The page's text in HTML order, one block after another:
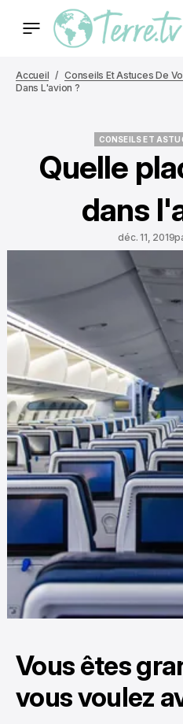
Accueil Conseils Et Astuces De
Dans L'avion ?
CONSEILS ET
Quelle
dans
déc. 11, 2019
Vous êtes
vous voulez